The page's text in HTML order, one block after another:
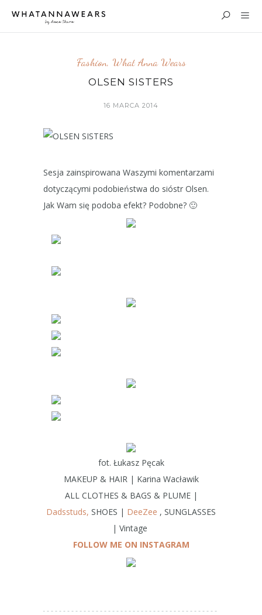
Fashion, What Anna Wears
OLSEN SISTERS
16 MARCA 2014
Sesja zainspirowana Waszymi komentarzami
dotyczącymi podobieństwa do sióstr Olsen.
Jak Wam się podoba efekt? Podobne? 🙂
fot. Łukasz Pęcak
MAKEUP & HAIR | Karina Wacławik
ALL CLOTHES & BAGS & PLUME |
Dadsstuds, SHOES | DeeZee , SUNGLASSES
| Vintage
FOLLOW ME ON INSTAGRAM